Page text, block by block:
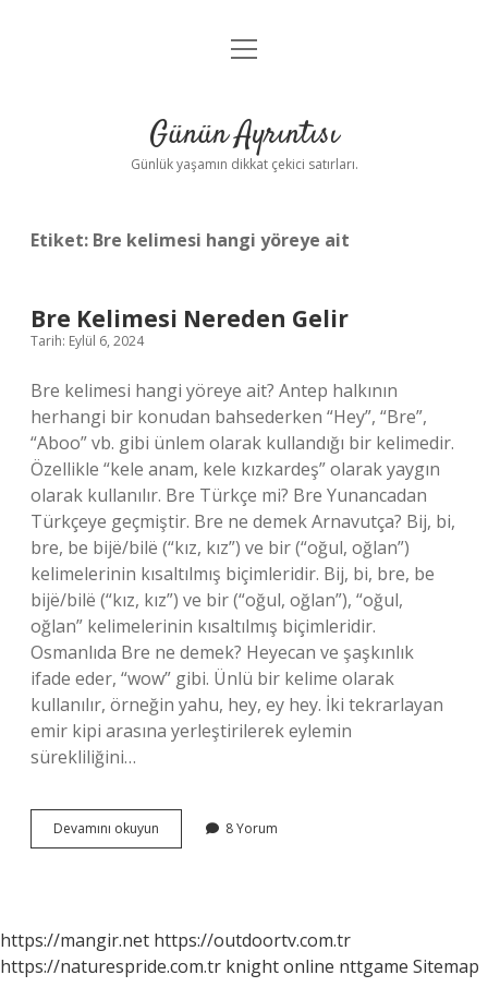
Anasayfa
Yasal Uyarı
menüyü
Günün Ayrıntısı
Günlük yaşamın dikkat çekici satırları.
Etiket: Bre kelimesi hangi yöreye ait
Bre Kelimesi Nereden Gelir
Tarih: Eylül 6, 2024
Bre kelimesi hangi yöreye ait? Antep halkının
herhangi bir konudan bahsederken “Hey”, “Bre”,
“Aboo” vb. gibi ünlem olarak kullandığı bir kelimedir.
Özellikle “kele anam, kele kızkardeş” olarak yaygın
olarak kullanılır. Bre Türkçe mi? Bre Yunancadan
Türkçeye geçmiştir. Bre ne demek Arnavutça? Bij, bi,
bre, be bijë/bilë (“kız, kız”) ve bir (“oğul, oğlan”)
kelimelerinin kısaltılmış biçimleridir. Bij, bi, bre, be
bijë/bilë (“kız, kız”) ve bir (“oğul, oğlan”), “oğul,
oğlan” kelimelerinin kısaltılmış biçimleridir.
Osmanlıda Bre ne demek? Heyecan ve şaşkınlık
ifade eder, “wow” gibi. Ünlü bir kelime olarak
kullanılır, örneğin yahu, hey, ey hey. İki tekrarlayan
emir kipi arasına yerleştirilerek eylemin
sürekliliğini…
Devamını okuyun
Kelimesi
8 Yorum
https://mangir.net https://outdoortv.com.tr
https://naturespride.com.tr knight online nttgame Sitemap